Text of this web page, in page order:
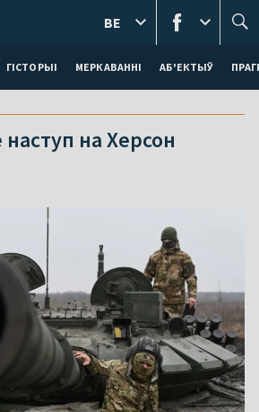
ГІСТОРЫІ МЕРКАВАННI АБ'ЕКТЫЎ
BE
на Херсон